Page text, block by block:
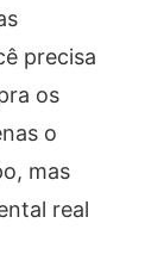
precisa
os
o
mas
real